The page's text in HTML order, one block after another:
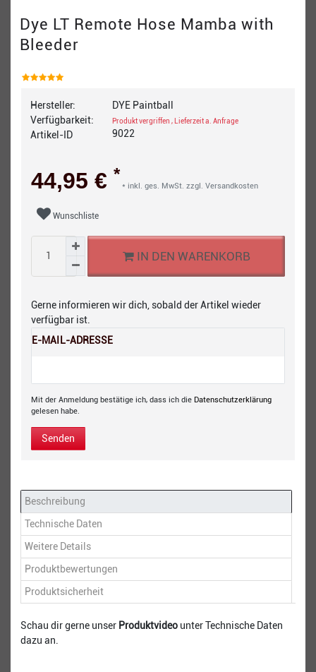
Dye LT Remote Hose Mamba with
Bleeder
Hersteller:
Verfügbarkeit:
Artikel-ID
DYE Paintball
Produkt vergriffen , Lieferzeit a. Anfrage
9022
44,95 € *
* inkl. ges. MwSt. zzgl. Versandkosten
Wunschliste
IN DEN WARENKORB
Gerne informieren wir dich, sobald der Artikel wieder
verfügbar ist.
E-MAIL-ADRESSE
Mit der Anmeldung bestätige ich, dass ich die Daten­schutz­erklärung
gelesen habe.
Senden
Beschreibung
Technische Daten
Weitere Details
Produktbewertungen
Produktsicherheit
Schau dir gerne unser Produktvideo unter Technische Daten
dazu an.